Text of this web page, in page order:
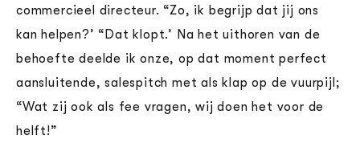
commercieel directeur. “Zo, ik begrijp dat jij ons
kan helpen?’ “Dat klopt.’ Na het uithoren van de
behoefte deelde ik onze, op dat moment perfect
aansluitende, salespitch met als klap op de vuurpijl;
“Wat zij ook als fee vragen, wij doen het voor de
helft!”